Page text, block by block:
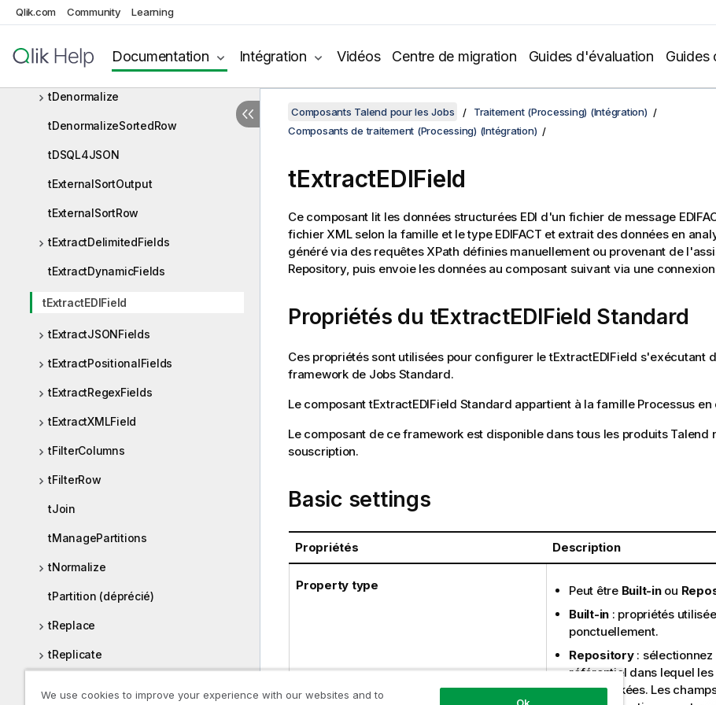
Qlik.com Community Learning
Documentation Intégration Vidéos Centre de migration Guides d'évaluation Guides
tCacheIn
tConvertType
tDenormalize
tDenormalizeSortedRow
tDSQL4JSON
tExternalSortOutput
tExternalSortRow
tExtractDelimitedFields
tExtractDynamicFields
tExtractEDIField
tExtractJSONFields
tExtractPositionalFields
tExtractRegexFields
tExtractXMLField
tFilterColumns
tFilterRow
tJoin
tManagePartitions
tNormalize
tPartition (déprécié)
tReplace
tReplicate
Composants Talend pour les Jobs
Traitement (Processing) (Intégration)
Composants de traitement (Processing) (Intégration)
tExtractEDIField
Ce composant lit les données structurées EDI d'un fichier de message
fichier XML selon la famille et le type EDIFACT et extrait des données en
généré via des requêtes XPath définies manuellement ou provenant de
Repository, puis envoie les données au composant suivant via une connexion
Propriétés du tExtractEDIField Standard
Ces propriétés sont utilisées pour configurer letExtractEDIField s'exécutant
framework de Jobs Standard.
Le composanttExtractEDIField Standard appartient à la famille Processus en
Le composant de ce framework est disponible dans tous les produits Talend
souscription.
Basic settings
Propriétés Description
Property type Peut être Built-inou
Built-in : propriétés
ponctuellement.
Repository:
référentiel dans lequel
sont stockées. Les
We use cookies to improve your experience with our websites and to